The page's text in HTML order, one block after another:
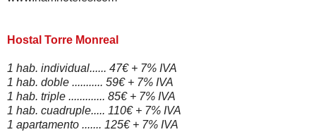
Hostal Torre Monreal
1 hab. individual...... 47€ + 7% IVA
1 hab. doble ........... 59€ + 7% IVA
1 hab. triple ............. 85€ + 7% IVA
1 hab. cuadruple..... 110€ + 7% IVA
1 apartamento ....... 125€ + 7% IVA